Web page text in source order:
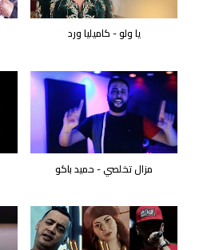
يا ولو - كاميليا ورد
مزال تخلصي - حميد باكو